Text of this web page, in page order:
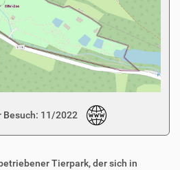
Besuch: 11/2022
Tierpark, der sich in